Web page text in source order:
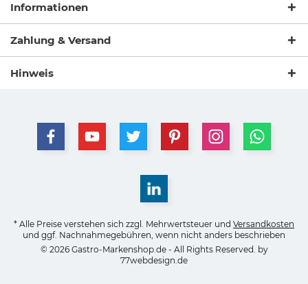
Informationen
Zahlung & Versand
Hinweis
* Alle Preise verstehen sich zzgl. Mehrwertsteuer und Versandkosten
und ggf. Nachnahmegebühren, wenn nicht anders beschrieben
© 2026 Gastro-Markenshop.de - All Rights Reserved. by
77webdesign.de